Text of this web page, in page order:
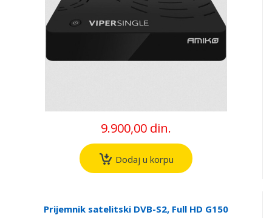
9.900,00 din.
Dodaj u korpu
Prijemnik satelitski DVB-S2, Full HD G150